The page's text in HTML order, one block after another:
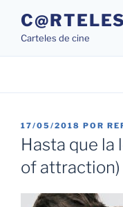
contenido
Carteles de cine
PUBLICADO
EL
17/05/2018 POR
Hasta que la
of